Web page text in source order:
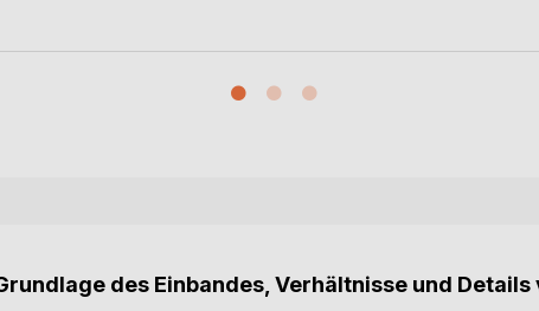
des Einbandes, Verhältnisse und